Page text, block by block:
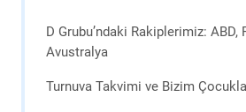
D Grubu’ndaki Rakiplerimiz: ABD,
Avustralya
Turnuva Takvimi ve Bizim